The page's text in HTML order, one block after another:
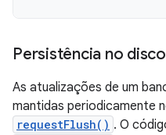
Persistência no disco
As atualizações de um
mantidas periodicamente
requestFlush() . O